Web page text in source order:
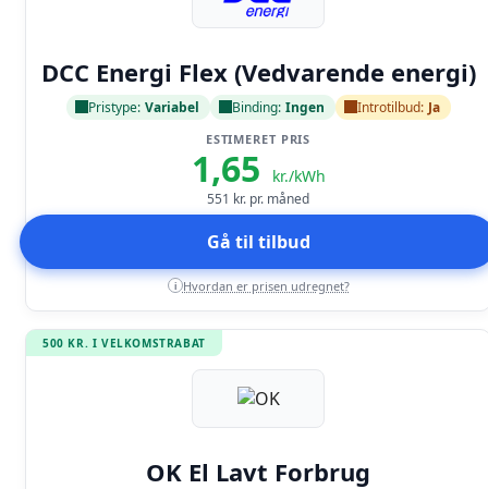
DCC Energi Flex (Vedvarende energi)
Pristype: Variabel Binding: Ingen Introtilbud: Ja
ESTIMERET PRIS
1,65 kr./kWh
551 kr. pr. måned
Gå til tilbud
i Hvordan er prisen udregnet?
500 KR. I VELKOMSTRABAT
OK El Lavt Forbrug